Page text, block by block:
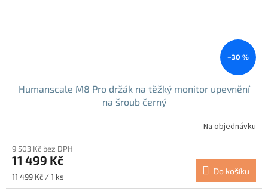
–30 %
Humanscale M8 Pro držák na těžký monitor upevnění
na šroub černý
Na objednávku
9 503 Kč bez DPH
11 499 Kč
Měrná
cena:
11 499 Kč / 1 ks
Do košíku